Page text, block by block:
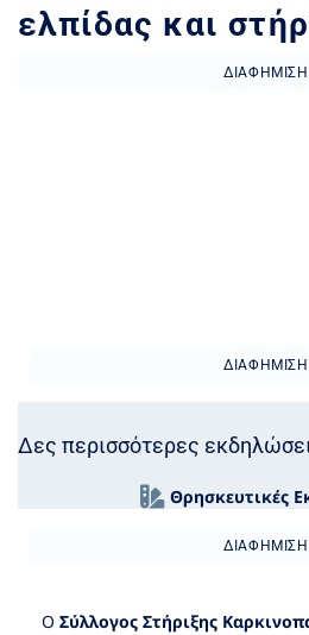
ελπίδας και
ΔΙΑΦΉΜΙΣΗ
ΔΙΑΦΉΜΙΣΗ
Δες περισσότερες
Θρησκευτικές
ΔΙΑΦΉΜΙΣΗ
Ο Σύλλογος Στήριξης